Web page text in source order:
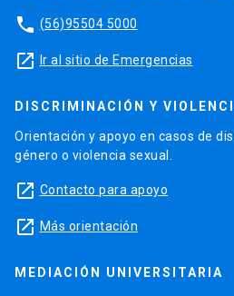
phone (56)95504 5000
launch Ir al sitio de Emergencias
DISCRIMINACIÓN Y
Orientación y apoyo en casos de
género o violencia sexual.
launch Contacto para apoyo
launch Más orientación
MEDIACIÓN UNIVERSITARIA